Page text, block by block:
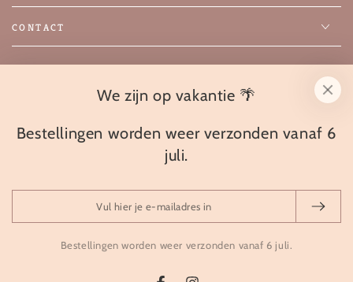
CONTACT
FacebookInstagram
© 2026 Hobbyhorsestal Maaike,
🔥 Powered by SYSO
Contactgegevens
Nederlands
We zijn op vakantie 🌴
Bestellingen worden weer verzonden vanaf 6
juli.
hier
Bestellingen worden weer verzonden vanaf 6 juli.